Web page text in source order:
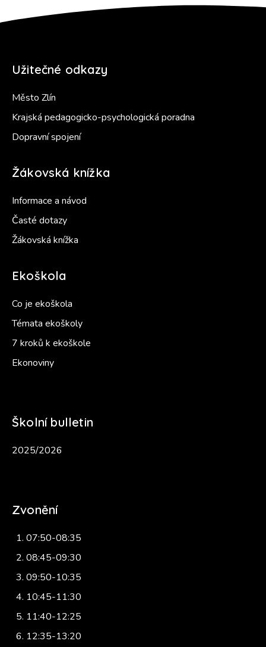
Užitečné odkazy
Město Zlín
Krajská pedagogicko-psychologická poradna
Dopravní spojení
Žákovská knížka
Informace a návod
Časté dotazy
Žákovská knížka
Ekoškola
Co je ekoškola
Témata ekoškoly
7 kroků k ekoškole
Ekonoviny
Školní bulletin
2025/2026
Zvonění
07:50-08:35
08:45-09:30
09:50-10:35
10:45-11:30
11:40-12:25
12:35-13:20